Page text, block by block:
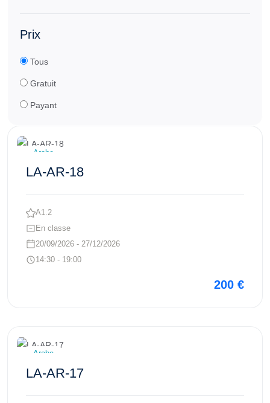
Prix
Tous
Gratuit
Payant
Arabe
LA-AR-18
A1.2
En classe
20/09/2026 - 27/12/2026
14:30 - 19:00
200 €
Arabe
LA-AR-17